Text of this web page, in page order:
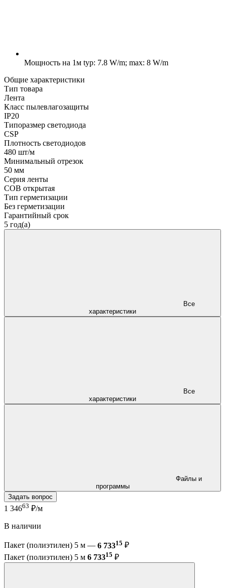
Мощность на 1м typ: 7.8 W/m; max: 8 W/m
Общие характеристики
Тип товара
Лента
Класс пылевлагозащиты
IP20
Типоразмер светодиода
CSP
Плотность светодиодов
480 шт/м
Минимальный отрезок
50 мм
Серия ленты
COB открытая
Тип герметизации
Без герметизации
Гарантийный срок
5 год(а)
характеристики
характеристики
программы
Задать вопрос
1 34663 ₽/м
В наличии
Пакет (полиэтилен) 5 м — 6 73315 ₽
Пакет (полиэтилен) 5 м 6 73315 ₽